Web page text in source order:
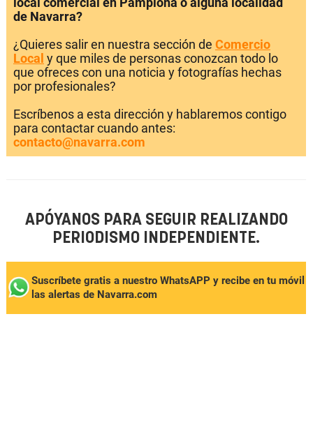
de Navarra?
¿Quieres salir en nuestra sección de Comercio
Local y que miles de personas conozcan todo lo
que ofreces con una noticia y fotografías hechas
por profesionales?
Escríbenos a esta dirección y hablaremos contigo
para contactar cuando antes:
contacto@navarra.com
APÓYANOS PARA SEGUIR REALIZANDO
PERIODISMO INDEPENDIENTE.
Suscríbete gratis a nuestro WhatsAPP y recibe en tu móvil
las alertas de Navarra.com